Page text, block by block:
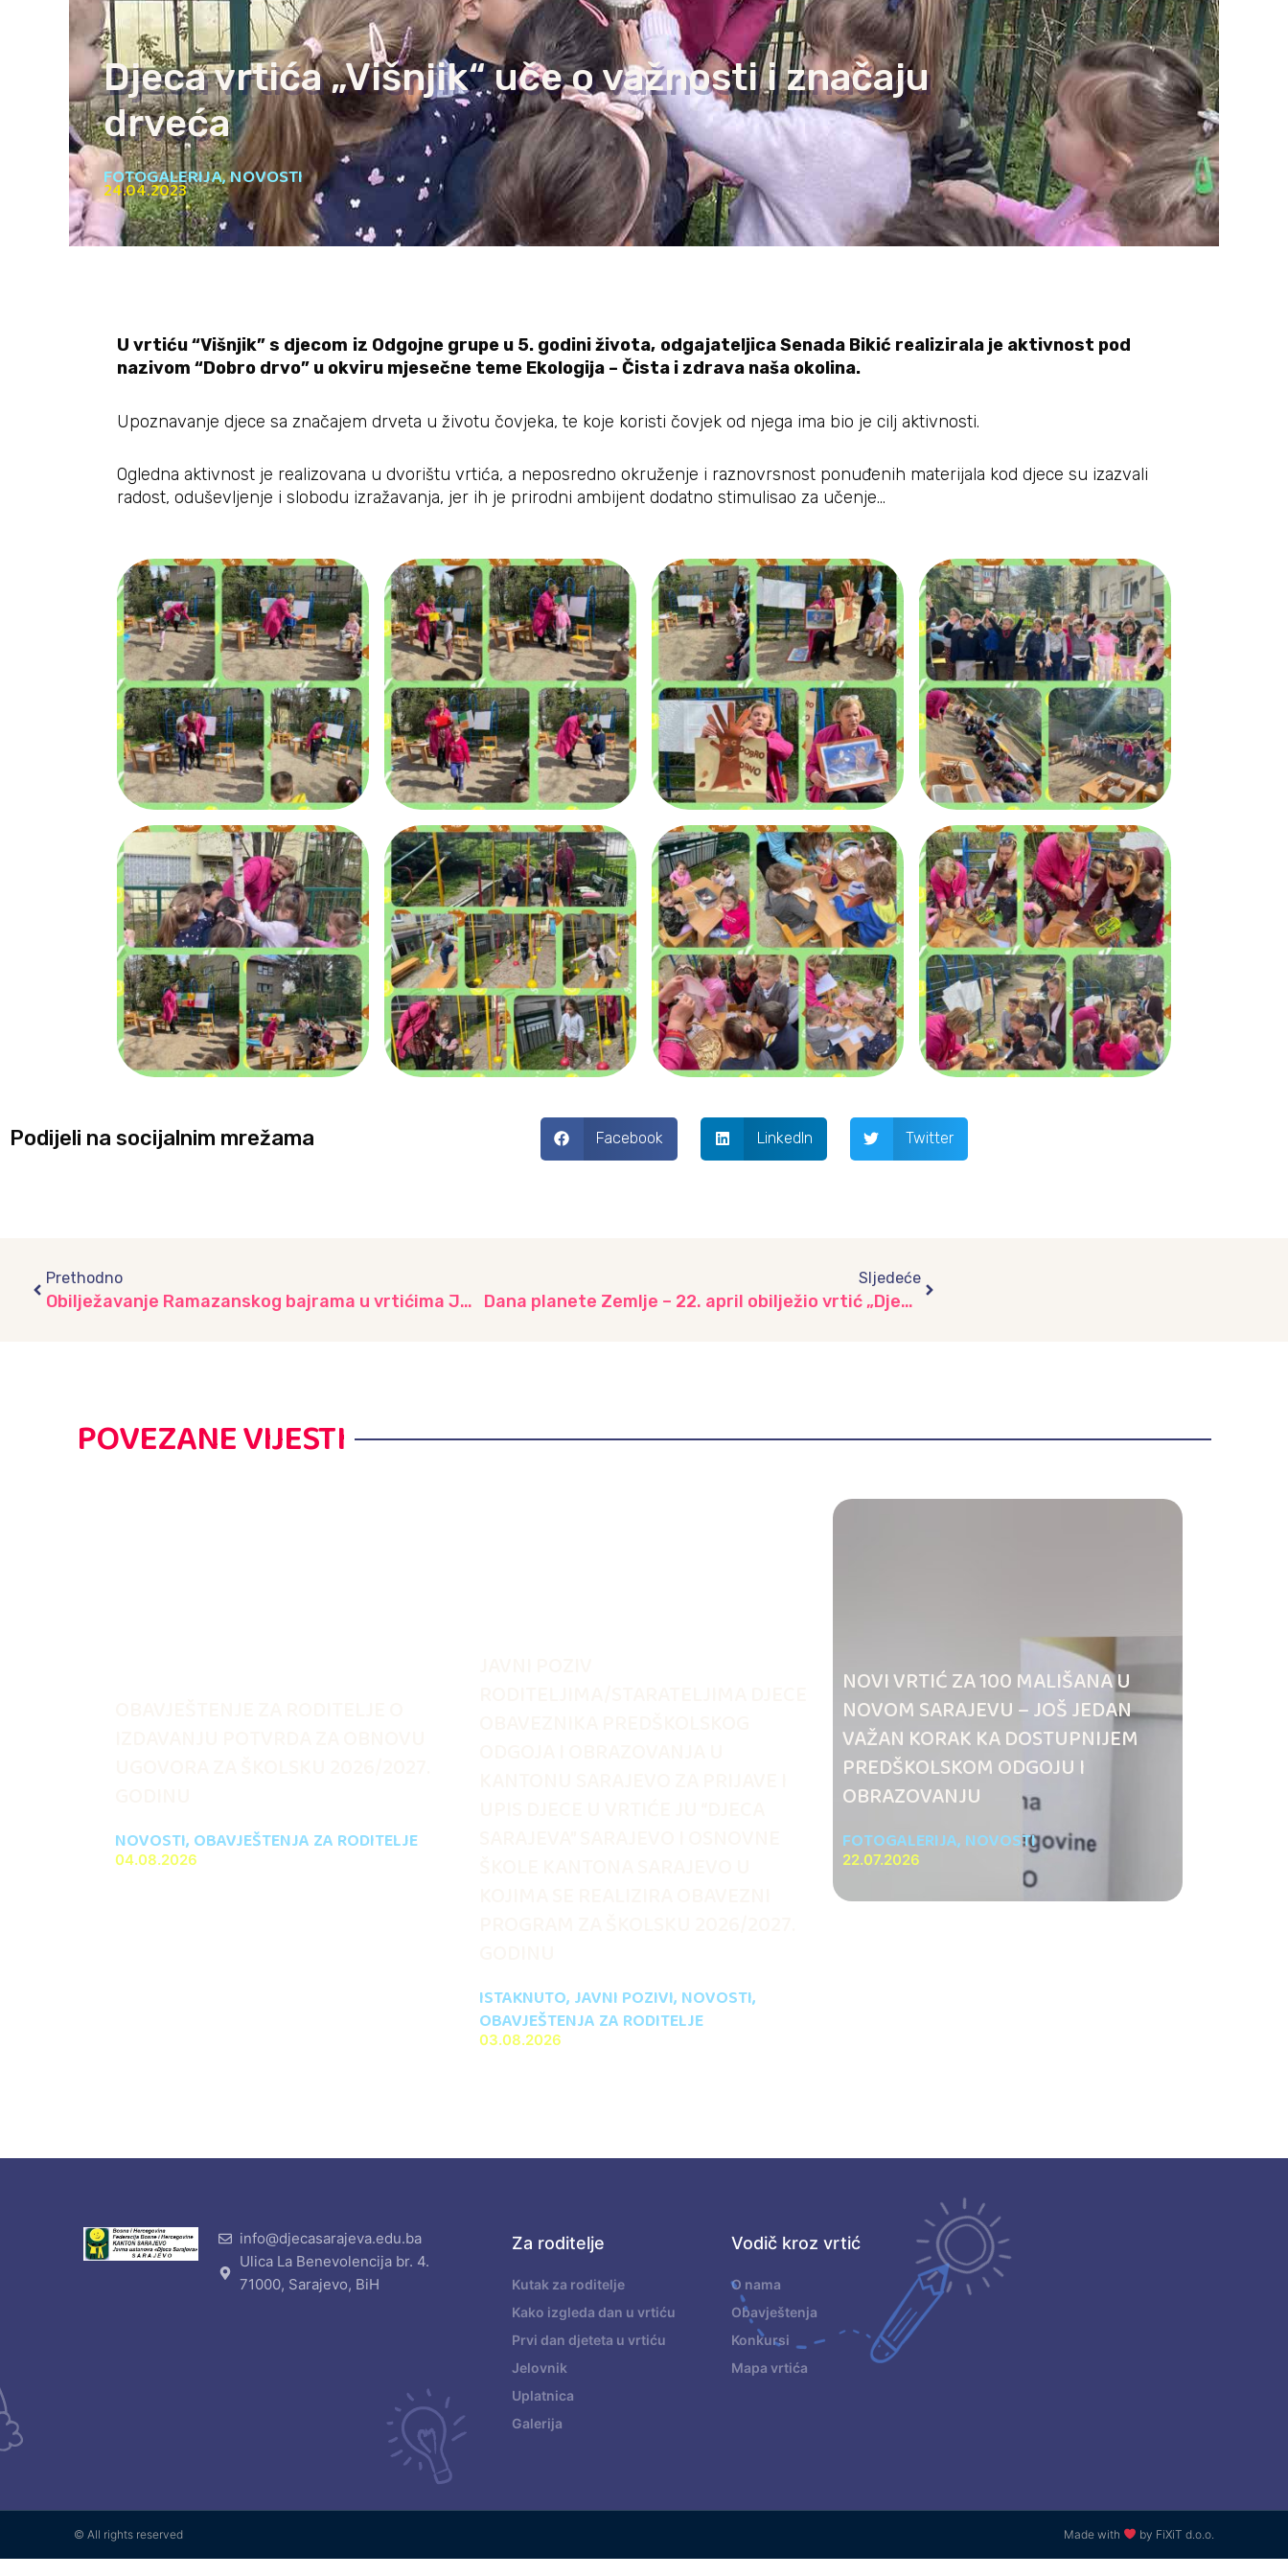
Djeca vrtića „Višnjik“ uče o važnosti i značaju
drveća
FOTOGALERIJA,NOVOSTI
24.04.2023
U vrtiću “Višnjik” s djecom iz Odgojne grupe u 5. godini života, odgajateljica Senada Bikić realizirala je aktivnost pod
nazivom “Dobro drvo” u okviru mjesečne teme Ekologija – Čista i zdrava naša okolina.
Upoznavanje djece sa značajem drveta u životu čovjeka, te koje koristi čovjek od njega ima bio je cilj aktivnosti.
Ogledna aktivnost je realizovana u dvorištu vrtića, a neposredno okruženje i raznovrsnost ponuđenih materijala kod djece su izazvali
radost, oduševljenje i slobodu izražavanja, jer ih je prirodni ambijent dodatno stimulisao za učenje…
Podijeli na socijalnim mrežama Facebook LinkedIn Twitter
Prethodno
Obilježavanje Ramazanskog bajrama u vrtićima JU “Djeca Sarajeva” II dio
Sljedeće
Dana planete Zemlje – 22. april obilježio vrtić „Dječiji Grad“
POVEZANE VIJESTI
NOVOSTI, OBAVJEŠTENJA ZA RODITELJE
04.08.2026
ISTAKNUTO, JAVNI POZIVI, NOVOSTI,
OBAVJEŠTENJA ZA RODITELJE
03.08.2026
NOVI VRTIĆ ZA 100 MALIŠANA U
NOVOM SARAJEVU – JOŠ JEDAN
VAŽAN KORAK KA DOSTUPNIJEM
PREDŠKOLSKOM ODGOJU I
OBRAZOVANJU
FOTOGALERIJA, NOVOSTI
22.07.2026
info@djecasarajeva.edu.ba
Ulica La Benevolencija br. 4.
71000, Sarajevo, BiH
Za roditelje
Kutak za roditelje
Kako izgleda dan u vrtiću
Prvi dan djeteta u vrtiću
Jelovnik
Uplatnica
Galerija
Vodič kroz vrtić
O nama
Obavještenja
Konkursi
Mapa vrtića
© All rights reserved Made with by FiXiT d.o.o.